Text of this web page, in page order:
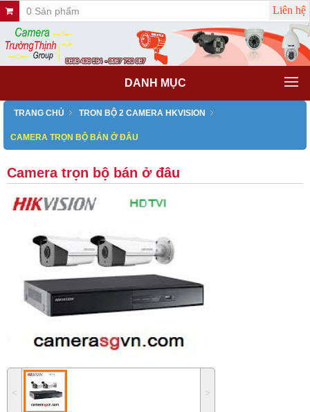
0 Sản phẩm Liên hệ
DANH MỤC
TRANG CHỦ TRON BỘ 2 CAMERA HKVISION
CAMERA TRỌN BỘ BÁN Ở ĐÂU
Camera trọn bộ bán ở đâu
˂ ˃